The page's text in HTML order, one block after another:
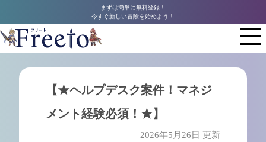
まずは簡単に無料登録！
今すぐ新しい冒険を始めよう！
【★ヘルプデスク案件！マネジ
メント経験必須！★】
2026年5月26日 更新